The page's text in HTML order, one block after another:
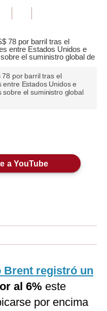
78 por barril tras el
Estados Unidos e
sobre el suministro global
a YouTube
Brent registró un
al 6% este
por encima